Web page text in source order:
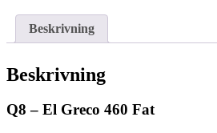
Beskrivning
Beskrivning
Q8 – El Greco 460 Fat